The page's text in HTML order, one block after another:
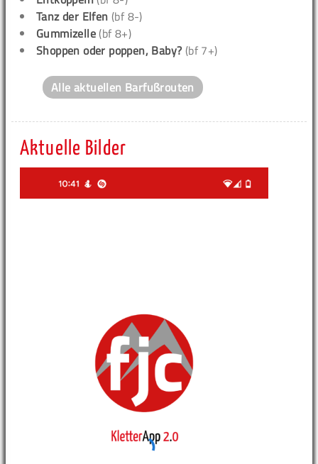
Tanz der Elfen (bf 8-)
Gummizelle (bf 8+)
Shoppen oder poppen, Baby? (bf 7+)
Alle aktuellen Barfußrouten
Aktuelle Bilder